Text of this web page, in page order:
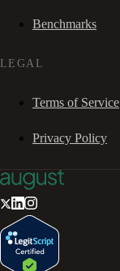
Benchmarks
LEGAL
Terms of Service
Privacy Policy